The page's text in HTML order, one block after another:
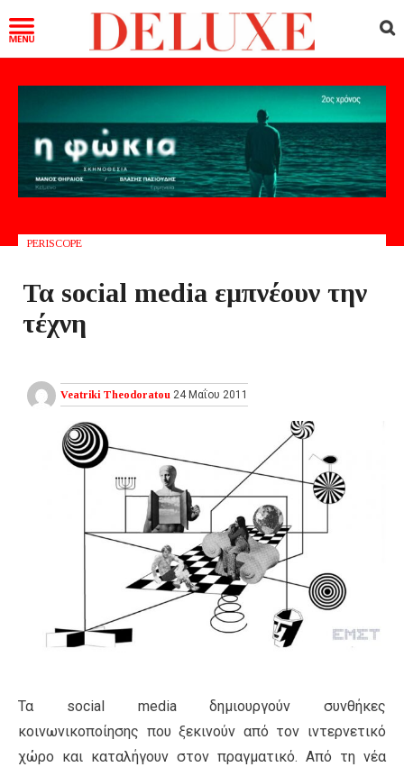
PERISCOPE
Τα social media εμπνέουν την
τέχνη
Veatriki Theodoratou 24 Μαΐου 2011
Τα social media δημιουργούν συνθήκες
κοινωνικοποίησης που ξεκινούν από τον ιντερνετικό
χώρο και καταλήγουν στον πραγματικό. Από τη νέα